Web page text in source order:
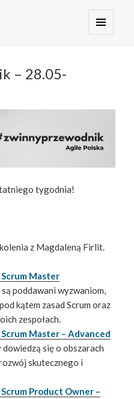
– 28.05-
tygodnia!
z Magdaleną Firlit.
Master
poddawani wyzwaniom,
kątem zasad Scrum oraz
zespołach.
Master – Advanced
się o obszarach
skutecznego i
Product Owner –